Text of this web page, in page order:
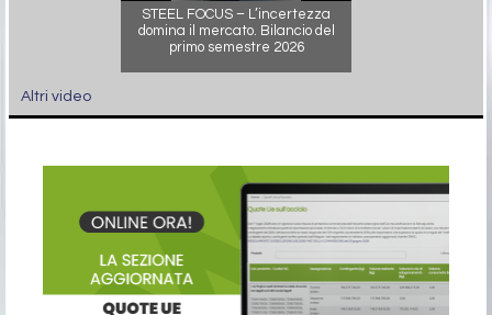
STEEL FOCUS – L’incertezza
domina il mercato. Bilancio del
primo semestre 2026
Altri video